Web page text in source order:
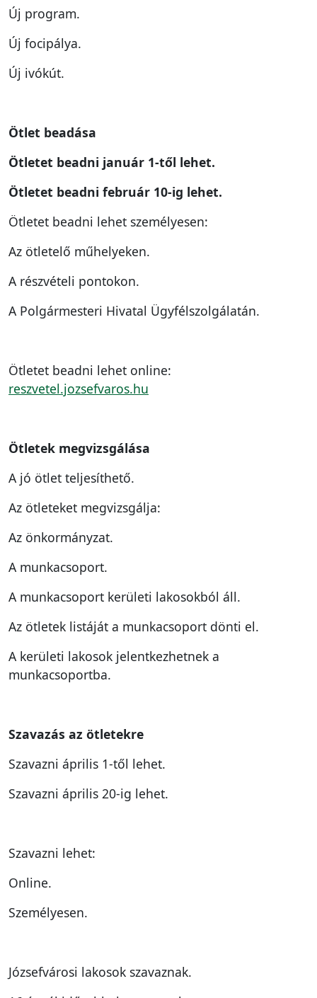
Új program.
Új focipálya.
Új ivókút.
Ötlet beadása
Ötletet beadni január 1-től lehet.
Ötletet beadni február 10-ig lehet.
Ötletet beadni lehet személyesen:
Az ötletelő műhelyeken.
A részvételi pontokon.
A Polgármesteri Hivatal Ügyfélszolgálatán.
Ötletet beadni lehet online:
reszvetel.jozsefvaros.hu
Ötletek megvizsgálása
A jó ötlet teljesíthető.
Az ötleteket megvizsgálja:
Az önkormányzat.
A munkacsoport.
A munkacsoport kerületi lakosokból áll.
Az ötletek listáját a munkacsoport dönti el.
A kerületi lakosok jelentkezhetnek a
munkacsoportba.
Szavazás az ötletekre
Szavazni április 1-től lehet.
Szavazni április 20-ig lehet.
Szavazni lehet:
Online.
Személyesen.
Józsefvárosi lakosok szavaznak.